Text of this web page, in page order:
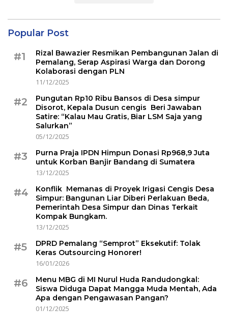
Popular Post
#1
Rizal Bawazier Resmikan Pembangunan Jalan di
Pemalang, Serap Aspirasi Warga dan Dorong
Kolaborasi dengan PLN
11/12/2025
#2
Pungutan Rp10 Ribu Bansos di Desa simpur
Disorot, Kepala Dusun cengis Beri Jawaban
Satire: “Kalau Mau Gratis, Biar LSM Saja yang
Salurkan”
05/12/2025
#3
Purna Praja IPDN Himpun Donasi Rp968,9 Juta
untuk Korban Banjir Bandang di Sumatera
13/12/2025
#4
Konflik Memanas di Proyek Irigasi Cengis Desa
Simpur: Bangunan Liar Diberi Perlakuan Beda,
Pemerintah Desa Simpur dan Dinas Terkait
Kompak Bungkam.
13/12/2025
#5
DPRD Pemalang “Semprot” Eksekutif: Tolak
Keras Outsourcing Honorer!
16/01/2026
#6
Menu MBG di MI Nurul Huda Randudongkal:
Siswa Diduga Dapat Mangga Muda Mentah, Ada
Apa dengan Pengawasan Pangan?
01/12/2025